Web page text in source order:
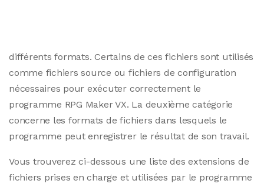
différents formats. Certains de ces fichiers sont utilisés
comme fichiers source ou fichiers de configuration
nécessaires pour exécuter correctement le
programme RPG Maker VX. La deuxième catégorie
concerne les formats de fichiers dans lesquels le
programme peut enregistrer le résultat de son travail.
Vous trouverez ci-dessous une liste des extensions de
fichiers prises en charge et utilisées par le programme